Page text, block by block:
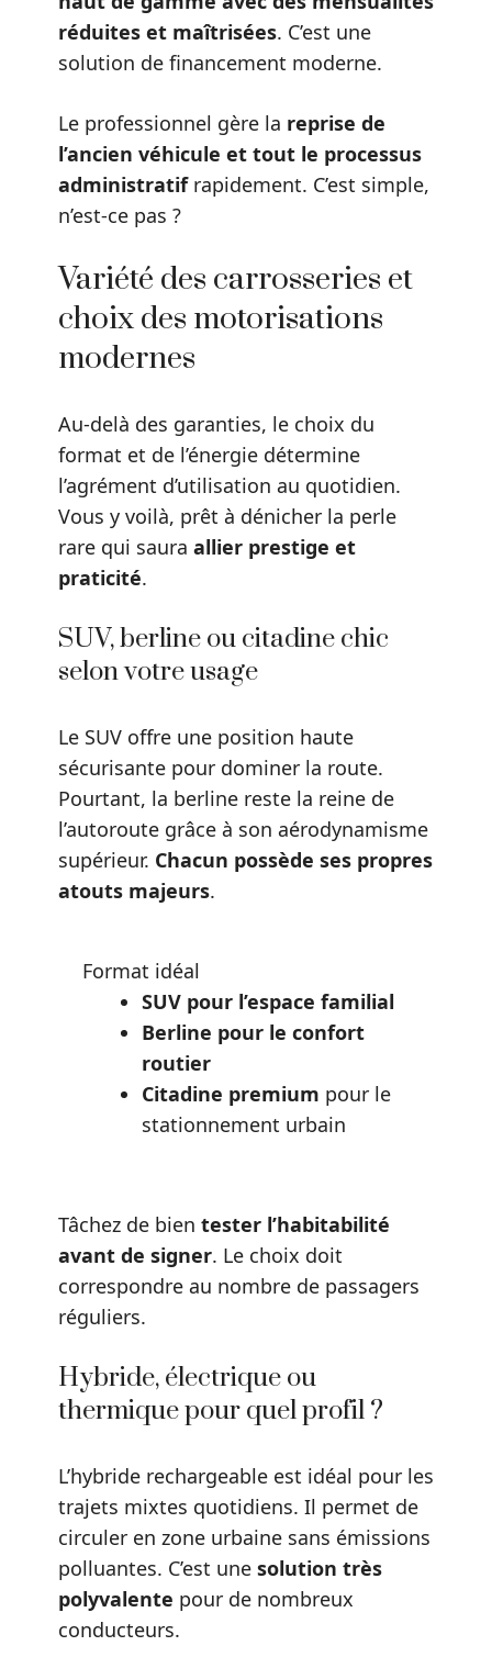
réduites et maîtrisées. C’est une
solution de financement moderne.
Le professionnel gère la reprise de
l’ancien véhicule et tout le processus
administratifrapidement. C’est simple,
n’est-ce pas ?
Variété des carrosseries et
choix des motorisations
modernes
Au-delà des garanties, le choix du
format et de l’énergie détermine
l’agrément d’utilisation au quotidien.
Vous y voilà, prêt à dénicher la perle
rare qui saura allier prestige et
praticité.
SUV, berline ou citadine chic
selon votre usage
Le SUV offre une position haute
sécurisante pour dominer la route.
Pourtant, la berline reste la reine de
l’autoroute grâce à son aérodynamisme
supérieur. Chacun possède ses propres
atouts majeurs.
Format idéal
SUV pour l’espace familial
Berline pour le confort
routier
Citadine premium pour le
stationnement urbain
Tâchez de bien tester l’habitabilité
avant de signer. Le choix doit
correspondre au nombre de passagers
réguliers.
Hybride, électrique ou
thermique pour quel profil ?
L’hybride rechargeable est idéal pour les
trajets mixtes quotidiens. Il permet de
circuler en zone urbaine sans émissions
polluantes. C’est une solution très
polyvalente pour de nombreux
conducteurs.